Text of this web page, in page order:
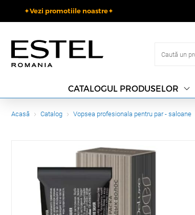
✦Vezi promotiile noastre✦
CATALOGUL PRODUSELOR
Acasă Catalog Vopsea profesionala pentru par - saloane